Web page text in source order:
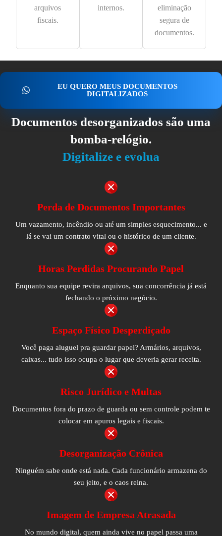
arquivos
fiscais.
internos.
eliminação
segura de
documentos.
EU QUERO MEUS DOCUMENTOS
DIGITALIZADOS
Documentos desorganizados são uma
bomba-relógio.
Digitalize e evolua
Perda de Documentos Importantes
Um vazamento, incêndio ou até um simples esquecimento... e
lá se vai um contrato vital ou o histórico de um cliente.
Horas Perdidas Procurando Papel
Enquanto sua equipe revira arquivos, sua concorrência já está
fechando o próximo negócio.
Espaço Físico Desperdiçado
Você paga aluguel pra guardar papel? Armários, arquivos,
caixas... tudo isso ocupa o lugar que deveria gerar receita.
Risco Jurídico e Multas
Documentos fora do prazo de guarda ou sem controle podem te
colocar em apuros legais e fiscais.
Desorganização Crônica
Ninguém sabe onde está nada. Cada funcionário armazena do
seu jeito, e o caos reina.
Imagem de Empresa Atrasada
No mundo digital, quem ainda vive no papel passa uma